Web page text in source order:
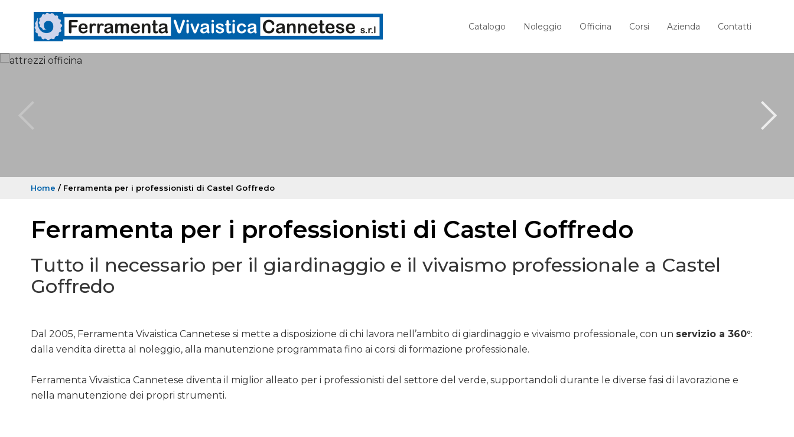
Catalogo Noleggio Officina Corsi Azienda Contatti
Home / Ferramenta per i professionisti di Castel Goffredo
Ferramenta per i professionisti di Castel Goffredo
Tutto il necessario per il giardinaggio e il vivaismo professionale a Castel
Goffredo
Dal 2005, Ferramenta Vivaistica Cannetese si mette a disposizione di chi lavora nell’ambito di giardinaggio e vivaismo professionale, con un servizio a 360°:
dalla vendita diretta al noleggio, alla manutenzione programmata fino ai corsi di formazione professionale.
Ferramenta Vivaistica Cannetese diventa il miglior alleato per i professionisti del settore del verde, supportandoli durante le diverse fasi di lavorazione e
nella manutenzione dei propri strumenti.